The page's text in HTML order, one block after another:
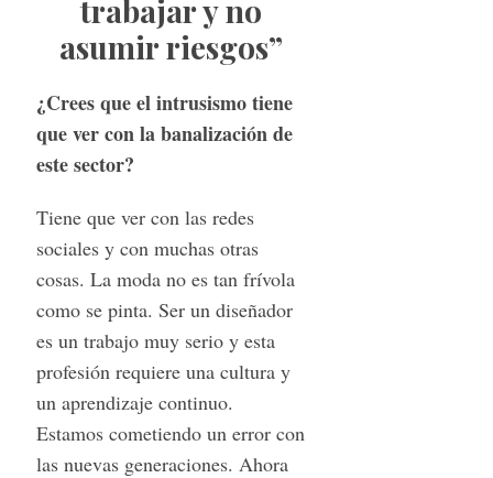
trabajar y no
asumir riesgos”
¿Crees que el intrusismo tiene
que ver con la banalización de
este sector?
Tiene que ver con las redes
sociales y con muchas otras
cosas. La moda no es tan frívola
como se pinta. Ser un diseñador
es un trabajo muy serio y esta
profesión requiere una cultura y
un aprendizaje continuo.
Estamos cometiendo un error con
las nuevas generaciones. Ahora